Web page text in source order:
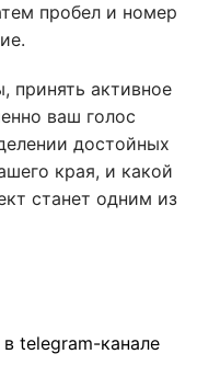
пробел и номер
принять активное
ваш голос
достойных
края, и какой
станет одним из
telegram-канале